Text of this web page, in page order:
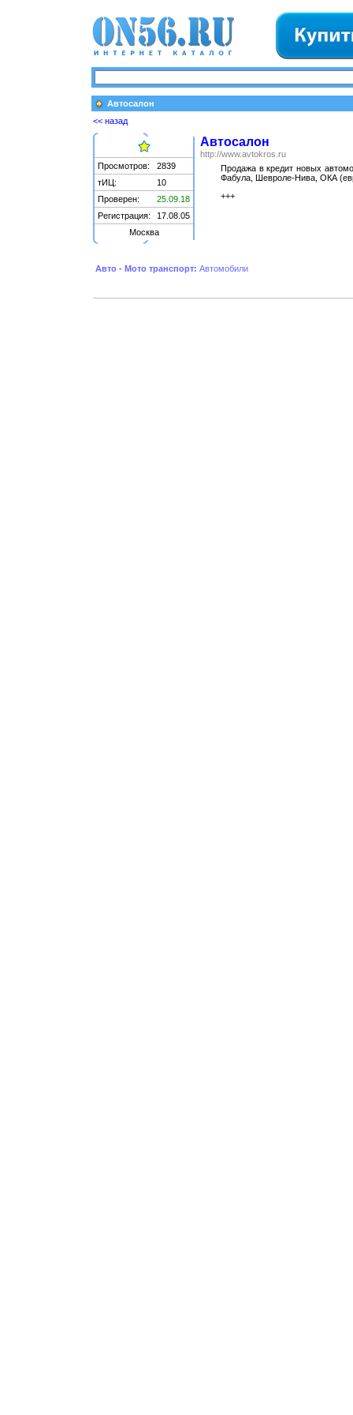
Автосалон
<< назад
Просмотров:
2839
тИЦ:
10
Проверен:
25.09.18
Регистрация:
17.08.05
Москва
Автосалон
http://www.avtokros.ru
Продажа в кредит новых
Фабула, Шевроле-Нива, ОКА
+++
Авто - Мото транспорт: Автомобили